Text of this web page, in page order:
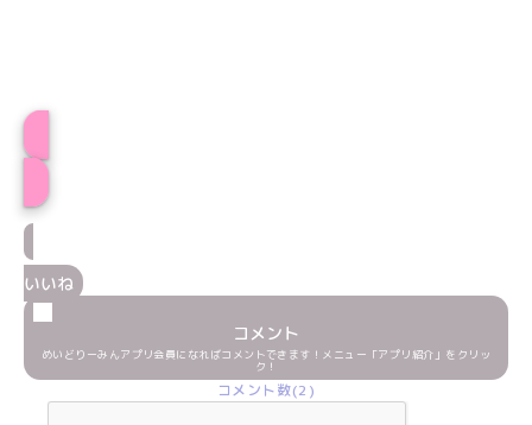
いいね
コメント
めいどりーみんアプリ会員になればコメントできます！メニュー「アプリ紹介」をクリッ
ク！
コメント数(2)